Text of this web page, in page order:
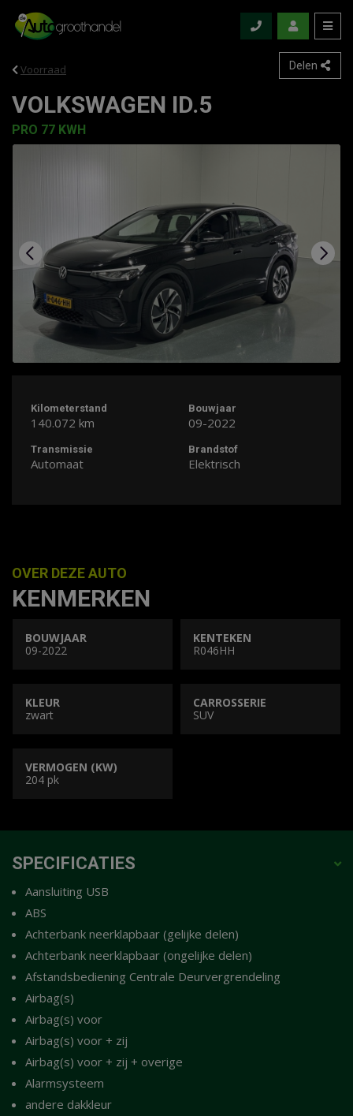
Voorraad Delen
Kilometerstand
140.072 km
Bouwjaar
09-2022
Transmissie
Automaat
Brandstof
Elektrisch
VOLKSWAGEN ID.5
PRO 77 KWH
OVER DEZE AUTO
KENMERKEN
BOUWJAAR
09-2022
KENTEKEN
R046HH
KLEUR
zwart
CARROSSERIE
SUV
VERMOGEN (KW)
204 pk
SPECIFICATIES
Aansluiting USB
ABS
Achterbank neerklapbaar (gelijke delen)
Achterbank neerklapbaar (ongelijke delen)
Afstandsbediening Centrale Deurvergrendeling
Airbag(s)
Airbag(s) voor
Airbag(s) voor + zij
Airbag(s) voor + zij + overige
Alarmsysteem
andere dakkleur